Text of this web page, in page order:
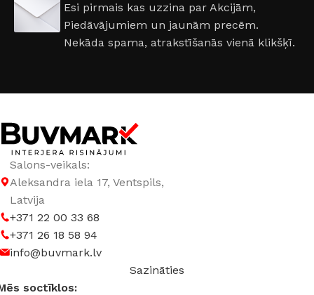
Esi pirmais kas uzzina par Akcijām,
Piedāvājumiem un jaunām precēm.
Nekāda spama, atrakstīšanās vienā klikšķī.
Salons-veikals:
Aleksandra iela 17, Ventspils,
Latvija
+371 22 00 33 68
+371 26 18 58 94
info@buvmark.lv
Sazināties
soctīklos: